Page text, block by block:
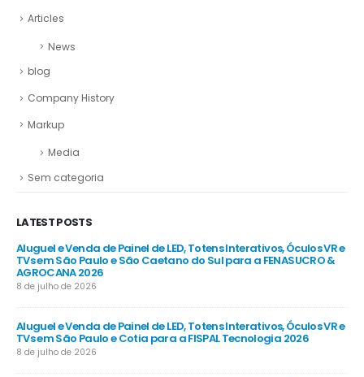
Articles
News
blog
Company History
Markup
Media
Sem categoria
LATEST POSTS
Aluguel e Venda de Painel de LED, Totens Interativos, Óculos VR e
TVs em São Paulo e São Caetano do Sul para a FENASUCRO &
AGROCANA 2026
8 de julho de 2026
Aluguel e Venda de Painel de LED, Totens Interativos, Óculos VR e
TVs em São Paulo e Cotia para a FISPAL Tecnologia 2026
8 de julho de 2026